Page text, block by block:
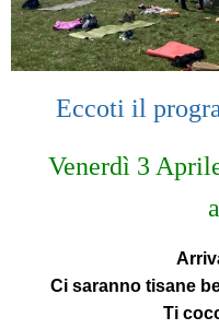
Eccoti il
Venerdì 3
Ci saranno tisane
Ti